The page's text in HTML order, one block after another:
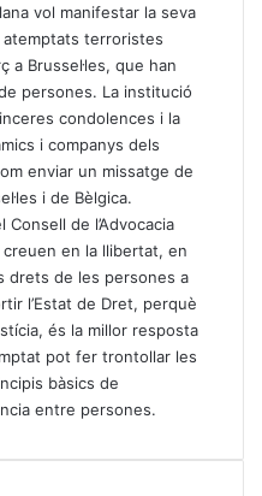
vol manifestar la seva
atemptats terroristes
a Brussel·les, que han
persones. La institució
condolences i la
i companys dels
enviar un missatge de
i de Bèlgica.
de l’Advocacia
en la llibertat, en
drets de les persones a
l’Estat de Dret, perquè
és la millor resposta
pot fer trontollar les
bàsics de
entre persones.